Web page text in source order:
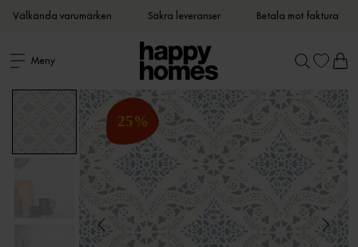
Välkända varumärken Säkra leveranser Betala mot faktura
Meny
25%